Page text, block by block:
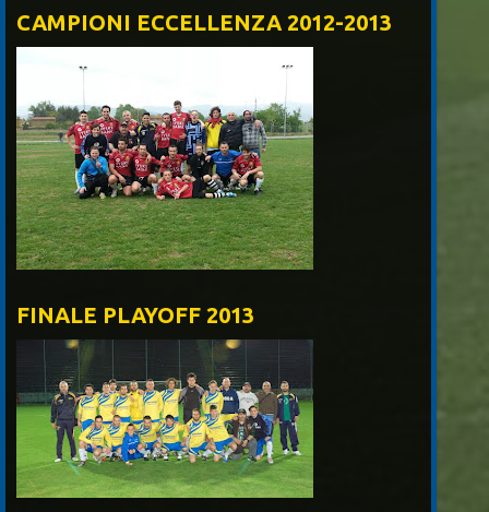
CAMPIONI ECCELLENZA 2012-2013
FINALE PLAYOFF 2013